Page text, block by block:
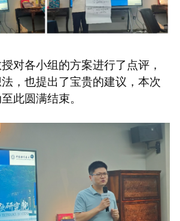
对各小组的方案进行了点评，
，也提出了宝贵的建议，本次
此圆满结束。